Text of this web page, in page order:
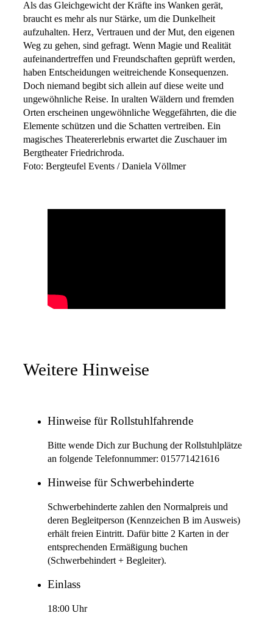
Als das Gleichgewicht der Kräfte ins Wanken gerät,
braucht es mehr als nur Stärke, um die Dunkelheit
aufzuhalten. Herz, Vertrauen und der Mut, den eigenen
Weg zu gehen, sind gefragt. Wenn Magie und Realität
aufeinandertreffen und Freundschaften geprüft werden,
haben Entscheidungen weitreichende Konsequenzen.
Doch niemand begibt sich allein auf diese weite und
ungewöhnliche Reise. In uralten Wäldern und fremden
Orten erscheinen ungewöhnliche Weggefährten, die die
Elemente schützen und die Schatten vertreiben. Ein
magisches Theatererlebnis erwartet die Zuschauer im
Bergtheater Friedrichroda.
Foto: Bergteufel Events / Daniela Völlmer
Weitere Hinweise
Hinweise für Rollstuhlfahrende
Bitte wende Dich zur Buchung der Rollstuhlplätze
an folgende Telefonnummer: 015771421616
Hinweise für Schwerbehinderte
Schwerbehinderte zahlen den Normalpreis und
deren Begleitperson (Kennzeichen B im Ausweis)
erhält freien Eintritt. Dafür bitte 2 Karten in der
entsprechenden Ermäßigung buchen
(Schwerbehindert + Begleiter).
Einlass
18:00 Uhr